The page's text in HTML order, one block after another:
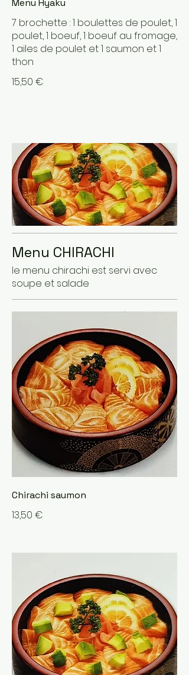
Menu Hyaku
7 brochette : 1 boulettes de poulet, 1
poulet, 1 boeuf, 1 boeuf au fromage,
1 ailes de poulet et 1 saumon et 1
thon
15,50 €
Menu CHIRACHI
le menu chirachi est servi avec
soupe et salade
Chirachi saumon
13,50 €